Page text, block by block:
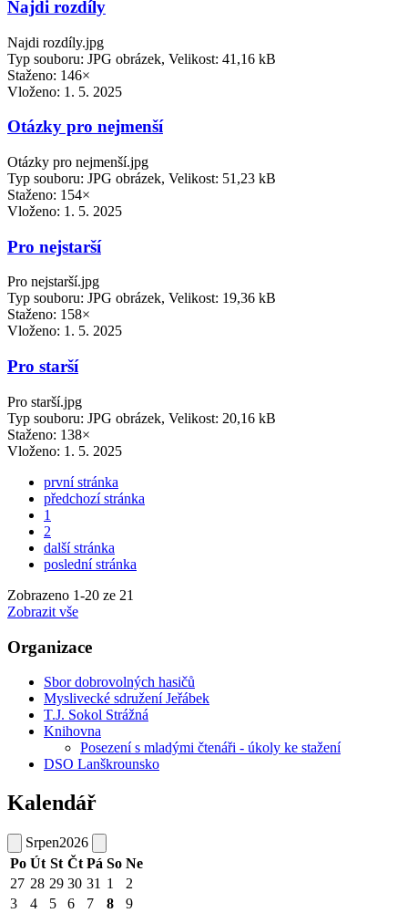
Najdi rozdíly
Najdi rozdíly.jpg
Typ souboru: JPG obrázek, Velikost: 41,16 kB
Staženo: 146×
Vloženo: 1. 5. 2025
Otázky pro nejmenší
Otázky pro nejmenší.jpg
Typ souboru: JPG obrázek, Velikost: 51,23 kB
Staženo: 154×
Vloženo: 1. 5. 2025
Pro nejstarší
Pro nejstarší.jpg
Typ souboru: JPG obrázek, Velikost: 19,36 kB
Staženo: 158×
Vloženo: 1. 5. 2025
Pro starší
Pro starší.jpg
Typ souboru: JPG obrázek, Velikost: 20,16 kB
Staženo: 138×
Vloženo: 1. 5. 2025
první stránka
předchozí stránka
1
2
další stránka
poslední stránka
Zobrazeno 1-20 ze 21
Zobrazit vše
Organizace
Sbor dobrovolných hasičů
Myslivecké sdružení Jeřábek
T.J. Sokol Strážná
Knihovna
Posezení s mladými čtenáři - úkoly ke stažení
DSO Lanškrounsko
Kalendář
Srpen2026
Po Út St Čt Pá So Ne
27 28 29 30 31 1
2
3
4 5 6 7 8
9